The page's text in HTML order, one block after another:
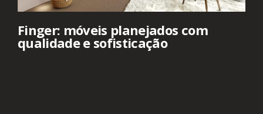
Finger: móveis planejados com
qualidade e sofisticação